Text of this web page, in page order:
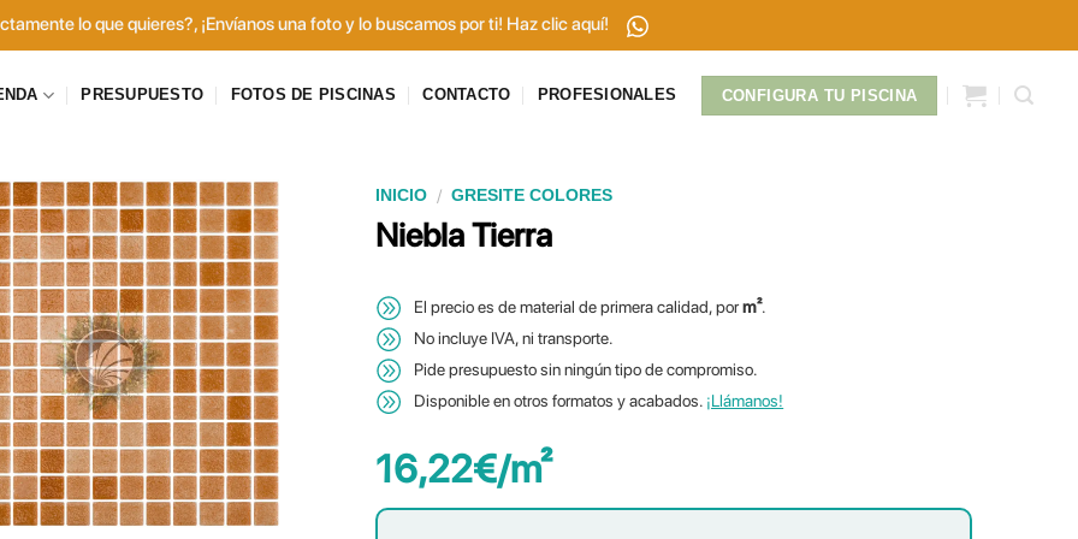
lo que quieres?, ¡Envíanos una foto y lo buscamos por ti! Haz clic aquí!
PRESUPUESTO FOTOS DE PISCINAS CONTACTO PROFESIONALES CONFIGURA TU PISCINA
INICIO / GRESITE COLORES
Niebla Tierra
El precio es de material de primera calidad, porm².
No incluye IVA, ni transporte.
Pide presupuesto sin ningún tipo de compromiso.
Disponible en otros formatos y acabados. ¡Llámanos!
16,22€/m²